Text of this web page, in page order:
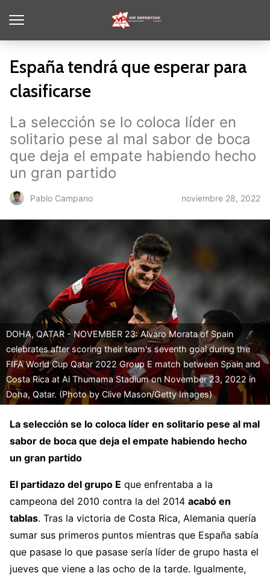
España tendrá que esperar para
clasificarse
La selección se lo coloca líder en
solitario pese al mal sabor de boca
que deja el empate habiendo hecho
un gran partido
Pablo Campano noviembre 28, 2022
DOHA, QATAR - NOVEMBER 23: Alvaro Morata of Spain
celebrates after scoring their team's seventh goal during the
FIFA World Cup Qatar 2022 Group E match between Spain and
Costa Rica at Al Thumama Stadium on November 23, 2022 in
Doha, Qatar. (Photo by Clive Mason/Getty Images)
La selección se lo coloca líder en solitario pese al mal
sabor de boca que deja el empate habiendo hecho
un gran partido
El partidazo del grupo E que enfrentaba a la
campeona del 2010 contra la del 2014 acabó en
tablas. Tras la victoria de Costa Rica, Alemania quería
sumar sus primeros puntos mientras que España sabía
que pasase lo que pasase sería líder de grupo hasta el
jueves que viene a las ocho de la tarde. Igualmente,